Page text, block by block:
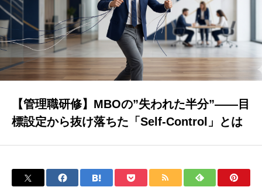
会社概要と代表紹介
【管理職研修】MBOの”失われた半分”——目
標設定から抜け落ちた「Self-Control」とは